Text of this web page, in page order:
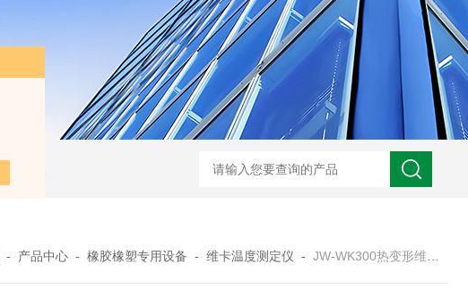
JW-5405A复合盐雾试验箱
- 产品中心 -橡胶橡塑专用设备 -维卡温度测定仪 -JW-WK300热变形维卡温度测定仪杭州厂家